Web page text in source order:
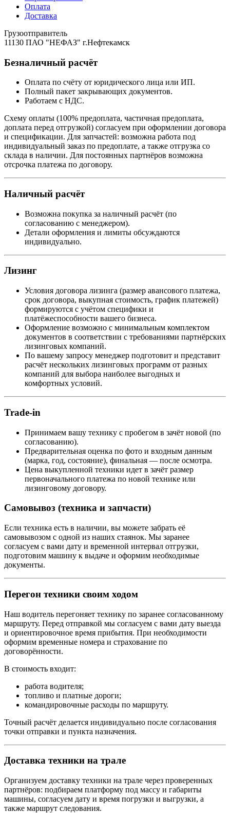
Оплата
Доставка
Грузоотправитель
11130 ПАО "НЕФАЗ" г.Нефтекамск
Безналичный расчёт
Оплата по счёту от юридического лица или ИП.
Полный пакет закрывающих документов.
Работаем с НДС.
Схему оплаты (100% предоплата, частичная предоплата,
доплата перед отгрузкой) согласуем при оформлении договора
и спецификации. Для запчастей: возможна работа под
индивидуальный заказ по предоплате, а также отгрузка со
склада в наличии. Для постоянных партнёров возможна
отсрочка платежа по договору.
Наличный расчёт
Возможна покупка за наличный расчёт (по
согласованию с менеджером).
Детали оформления и лимиты обсуждаются
индивидуально.
Лизинг
Условия договора лизинга (размер авансового платежа,
срок договора, выкупная стоимость, график платежей)
формируются с учётом специфики и
платёжеспособности вашего бизнеса.
Оформление возможно с минимальным комплектом
документов в соответствии с требованиями партнёрских
лизинговых компаний.
По вашему запросу менеджер подготовит и представит
расчёт нескольких лизинговых программ от разных
компаний для выбора наиболее выгодных и
комфортных условий.
Trade-in
Принимаем вашу технику с пробегом в зачёт новой (по
согласованию).
Предварительная оценка по фото и входным данным
(марка, год, состояние), финальная — после осмотра.
Цена выкупленной техники идет в зачёт размер
первоначального платежа по новой технике или
лизинговому договору.
Самовывоз (техника и запчасти)
Если техника есть в наличии, вы можете забрать её
самовывозом с одной из наших стаянок. Мы заранее
согласуем с вами дату и временной интервал отгрузки,
подготовим машину к выдаче и оформим необходимые
документы.
Перегон техники своим ходом
Наш водитель перегоняет технику по заранее согласованному
маршруту. Перед отправкой мы согласуем с вами дату выезда
и ориентировочное время прибытия. При необходимости
оформим временные номера и страхование по
договорённости.
В стоимость входит:
работа водителя;
топливо и платные дороги;
командировочные расходы по маршруту.
Точный расчёт делается индивидуально после согласования
точки отправки и пункта назначения.
Доставка техники на трале
Организуем доставку техники на трале через проверенных
партнёров: подбираем платформу под массу и габариты
машины, согласуем дату и время погрузки и выгрузки, а
также маршрут следования.